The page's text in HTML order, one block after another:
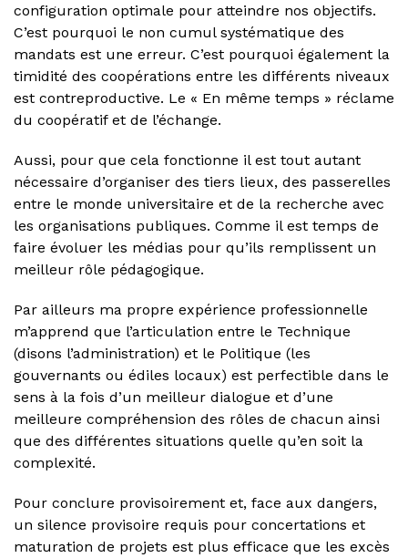
configuration optimale pour atteindre nos objectifs.
C’est pourquoi le non cumul systématique des
mandats est une erreur. C’est pourquoi également la
timidité des coopérations entre les différents niveaux
est contreproductive. Le « En même temps » réclame
du coopératif et de l’échange.
Aussi, pour que cela fonctionne il est tout autant
nécessaire d’organiser des tiers lieux, des passerelles
entre le monde universitaire et de la recherche avec
les organisations publiques. Comme il est temps de
faire évoluer les médias pour qu’ils remplissent un
meilleur rôle pédagogique.
Par ailleurs ma propre expérience professionnelle
m’apprend que l’articulation entre le Technique
(disons l’administration) et le Politique (les
gouvernants ou édiles locaux) est perfectible dans le
sens à la fois d’un meilleur dialogue et d’une
meilleure compréhension des rôles de chacun ainsi
que des différentes situations quelle qu’en soit la
complexité.
Pour conclure provisoirement et, face aux dangers,
un silence provisoire requis pour concertations et
maturation de projets est plus efficace que les excès